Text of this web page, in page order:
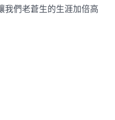
我們老蒼生的生涯加倍高